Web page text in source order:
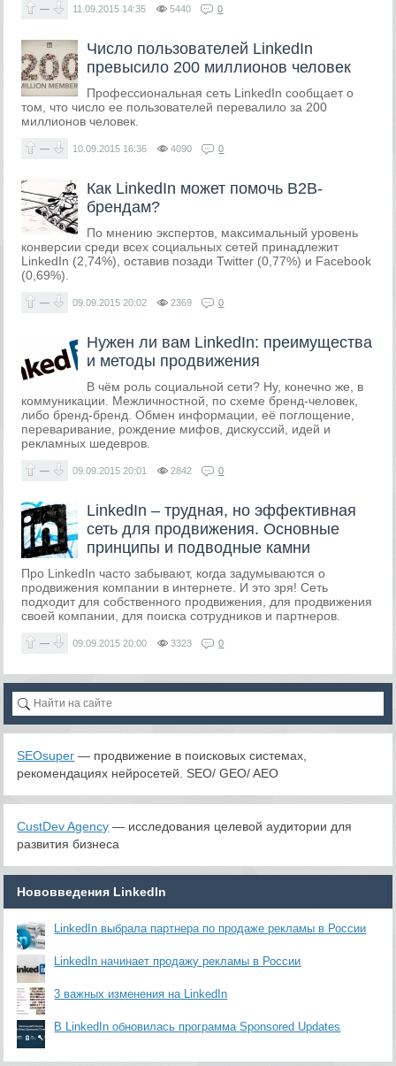
— 11.09.2015 14:35 5440 0
Число пользователей LinkedIn
превысило 200 миллионов человек
Профессиональная сеть LinkedIn сообщает о
том, что число ее пользователей перевалило за 200
миллионов человек.
— 10.09.2015 16:36 4090 0
Как LinkedIn может помочь B2B-
брендам?
​По мнению экспертов, максимальный уровень
конверсии среди всех социальных сетей принадлежит
LinkedIn (2,74%), оставив позади Twitter (0,77%) и Facebook
(0,69%).
— 09.09.2015 20:02 2369 0
Нужен ли вам LinkedIn: преимущества
и методы продвижения
В чём роль социальной сети? Ну, конечно же, в
коммуникации. Межличностной, по схеме бренд-человек,
либо бренд-бренд. Обмен информации, её поглощение,
переваривание, рождение мифов, дискуссий, идей и
рекламных шедевров.
— 09.09.2015 20:01 2842 0
LinkedIn – трудная, но эффективная
сеть для продвижения. Основные
принципы и подводные камни
Про LinkedIn часто забывают, когда задумываются о
продвижения компании в интернете. И это зря! Сеть
подходит для собственного продвижения, для продвижения
своей компании, для поиска сотрудников и партнеров.
— 09.09.2015 20:00 3323 0
SEOsuper — продвижение в поисковых системах,
рекомендациях нейросетей. SEO/ GEO/ AEO
CustDev Agency — исследования целевой аудитории для
развития бизнеса
Нововведения LinkedIn
LinkedIn выбрала партнера по продаже рекламы в России
LinkedIn начинает продажу рекламы в России
3 важных изменения на LinkedIn
В LinkedIn обновилась программа Sponsored Updates